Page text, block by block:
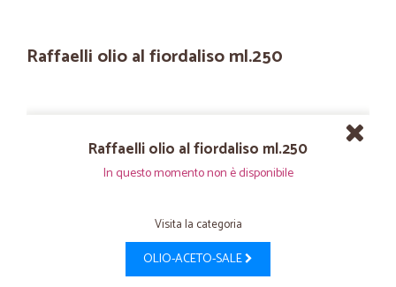
Raffaelli olio al fiordaliso ml.250
Raffaelli olio al fiordaliso ml.250
In questo momento non è disponibile
Visita la categoria
OLIO-ACETO-SALE